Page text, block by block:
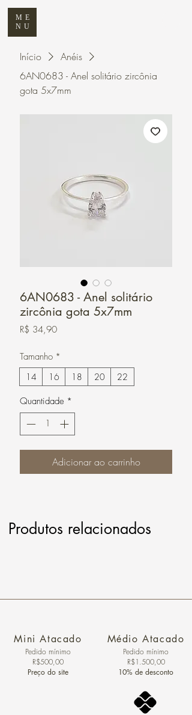
ME
NU
Início
Anéis
6AN0683 - Anel solitário zircônia
gota 5x7mm
6AN0683 - Anel solitário
zircônia gota 5x7mm
R$ 34,90Preço
Tamanho *
14 16 18 20 22
Quantidade *
Adicionar ao carrinho
Produtos relacionados
Mini Atacado
Pedido ​mínimo
R$500,00
Preço do site
Médio Atacado
Pedido mínimo
R$1.500,00
10% de desconto